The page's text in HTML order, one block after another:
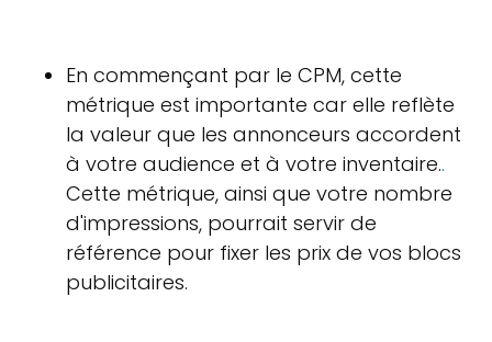
En commençant par le CPM, cette
métrique est importante car elle reflète
la valeur que les annonceurs accordent
à votre audience et à votre inventaire..
Cette métrique, ainsi que votre nombre
d'impressions, pourrait servir de
référence pour fixer les prix de vos blocs
publicitaires.